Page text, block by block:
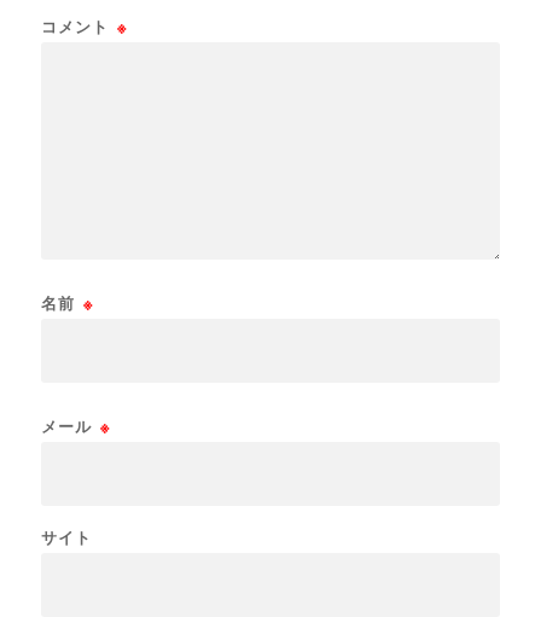
コメント ※
名前 ※
メール ※
サイト